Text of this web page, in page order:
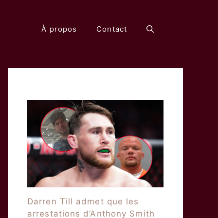
À propos Contact
Darren Till admet que les
arrestations d’Anthony Smith